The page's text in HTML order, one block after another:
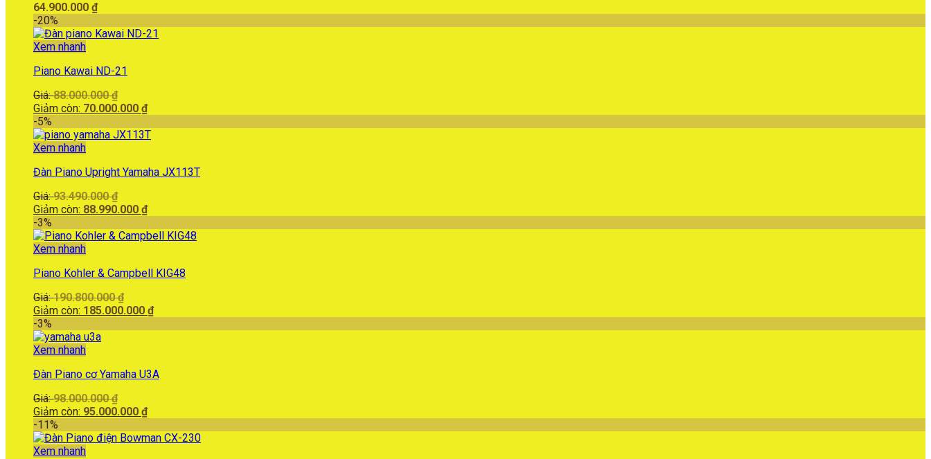
64.900.000 ₫
-20%
Xem nhanh
Piano Kawai ND-21
Giá:88.000.000₫
gốc
88.000.000 ₫.
Giảm còn: 70.000.000 ₫Giá
tại
-5%
Xem nhanh
Đàn Piano Upright Yamaha JX113T
Giá:93.490.000₫
gốc
93.490.000 ₫.
Giảm còn: 88.990.000 ₫Giá
tại
-3%
Xem nhanh
Piano Kohler & Campbell KIG48
Giá:190.800.000₫
gốc
Giảm còn: 185.000.000 ₫Giá
-3%
Xem nhanh
Đàn Piano cơ Yamaha U3A
Giá:98.000.000₫
gốc
98.000.000 ₫.
Giảm còn: 95.000.000 ₫Giá
tại
-11%
Xem nhanh